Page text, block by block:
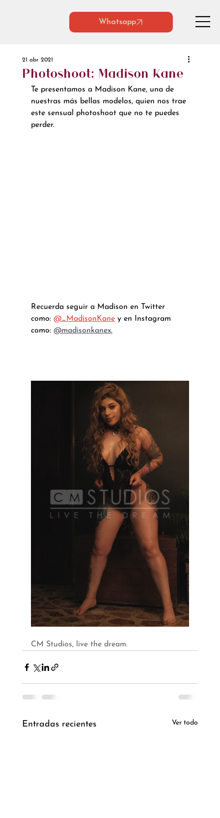
Whatsapp
Photoshoot: Madison Kane
21 abr 2021
Te presentamos a Madison Kane, una de
nuestras más bellas modelos, quien nos trae
este sensual photoshoot que no te puedes
perder.
Recuerda seguir a Madison en Twitter
como: @_MadisonKane y en Instagram
como: @madisonkanex.
CM Studios, live the dream.
Entradas recientes Ver todo